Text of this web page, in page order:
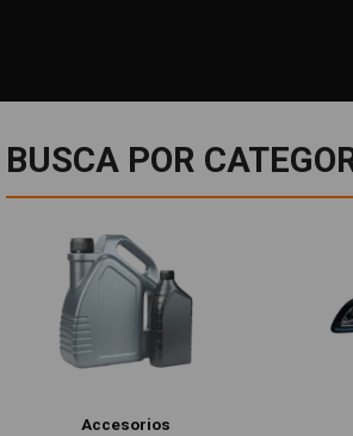
BUSCA POR
Accesorios